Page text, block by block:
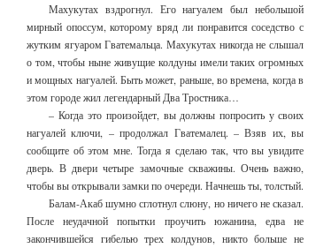
Махукутах вздрогнул. Его нагуалем был небольшой
мирный опоссум, которому вряд ли понравится соседство с
жутким ягуаром Гватемальца. Махукутах никогда не слышал
о том, чтобы ныне живущие колдуны имели таких огромных
и мощных нагуалей. Быть может, раньше, во времена, когда в
этом городе жил легендарный Два Тростника…
– Когда это произойдет, вы должны попросить у своих
нагуалей ключи, – продолжал Гватемалец. – Взяв их, вы
сообщите об этом мне. Тогда я сделаю так, что вы увидите
дверь. В двери четыре замочные скважины. Очень важно,
чтобы вы открывали замки по очереди. Начнешь ты, толстый.
Балам-Акаб шумно сглотнул слюну, но ничего не сказал.
После неудачной попытки проучить южанина, едва не
закончившейся гибелью трех колдунов, никто больше не